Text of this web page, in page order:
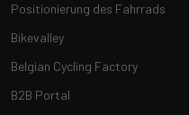
Positionierung des Fahrrads
Bikevalley
Belgian Cycling Factory
B2B Portal